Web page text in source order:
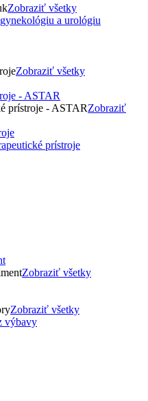
Zobraziť všetky
Zobraziť všetky
- ASTAR
prístroje - ASTARZobraziť
prístroje
Zobraziť všetky
Zobraziť všetky